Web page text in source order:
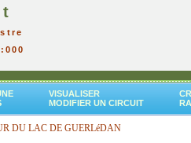
VISUALISER
MODIFIER UN CIRCUIT
DU LAC DE GUERLéDAN